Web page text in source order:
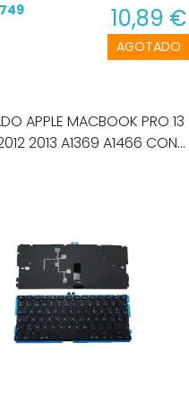
AGOTADO
10,89 €
APPLE MACBOOK PRO 13
2013 A1369 A1466 CON